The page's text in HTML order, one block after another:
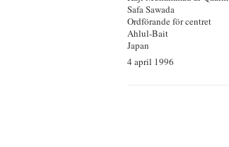
Safa Sawada
Ordförande för centret
Ahlul-Bait
Japan
4 april 1996